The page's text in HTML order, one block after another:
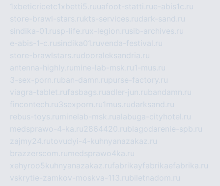
1xbeticricetc1xbetti5.ruuafoot-statti.rue-abis1c.ru
store-brawl-stars.rukts-services.rudark-sand.ru
sindika-01.rusp-life.rux-legion.rusib-archives.ru
e-abis-1-c.rusindika01.ruvenda-festival.ru
store-brawlstars.rudooraleksandria.ru
antenna-highly.ru mine-lab-msk.ru1-mus.ru
3-sex-porn.ruban-damn.rupurse-factory.ru
viagra-tablet.rufasbags.ruadler-jun.rubandamn.ru
fincontech.ru3sexporn.ru1mus.rudarksand.ru
rebus-toys.ru minelab-msk.rualabuga-cityhotel.ru
medsprawo-4-ka.ru2864420.rublagodarenie-spb.ru
zajmy24.rutovudyi-4-kuhnyanazakaz.ru
brazzerscom.ru medsprawo4ka.ru
xehyroo5kuhnyanazakaz.rufabrikayfabrikaefabrika.ru
vskrytie-zamkov-moskva-113.rubiletnadom.ru